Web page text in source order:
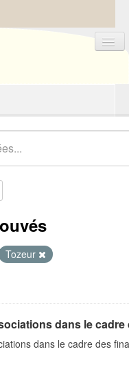
Tozeur
dans le
dans le cadre des